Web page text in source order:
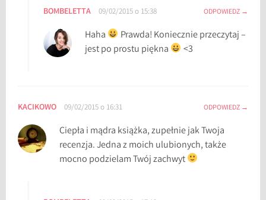
BOMBELETTA 09/02/2015 o 15:38 ODPOWIEDZ
Haha
Prawda! Koniecznie przeczytaj –
jest po prostu piękna
<3
KACIKOWO 09/02/2015 o 16:31 ODPOWIEDZ
Ciepła i mądra książka, zupełnie jak Twoja
recenzja. Jedna z moich ulubionych, także
mocno podzielam Twój zachwyt